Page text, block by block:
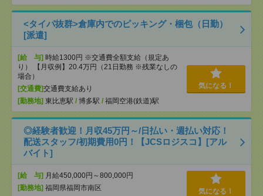
<タイパ抜群>倉庫内でのピッキング・梱包（日勤）
[派遣]
[給 与] 時給1300円 ※交通費全額支給（規定あ
り） 【月収例】20.4万円（21日勤務 ※残業なしの
場合）
[交通費]交通費支給あり
[勤務地] 東比恵駅 / 博多駅 / 福岡空港(鉄道)駅
気になる！
◎経験者歓迎！月収45万円～/日払い・週払い対応！
配送スタッフ/初期費用0円！【JCSロジスコ】[アル
バイト]
[給 与] 月給450,000円～800,000円
[勤務地] 福岡県福岡市南区 気になる！